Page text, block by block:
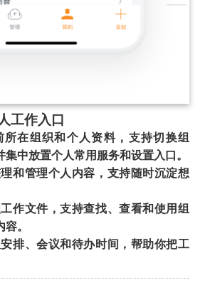
工作入口
所在组织和个人资料，支持切换组
中放置个人常用服务和设置入口。
和管理个人内容，支持随时沉淀想
作文件，支持查找、查看和使用组
。
排、会议和待办时间，帮助你把工